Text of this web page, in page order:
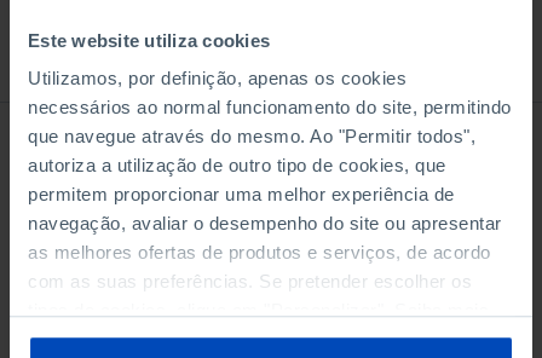
Este website utiliza cookies
Utilizamos, por definição, apenas os cookies
necessários ao normal funcionamento do site, permitindo
que navegue através do mesmo. Ao "Permitir todos",
autoriza a utilização de outro tipo de cookies, que
permitem proporcionar uma melhor experiência de
navegação, avaliar o desempenho do site ou apresentar
as melhores ofertas de produtos e serviços, de acordo
com as suas preferências. Se pretender escolher os
sobre cookies através da gestão de preferências ou da